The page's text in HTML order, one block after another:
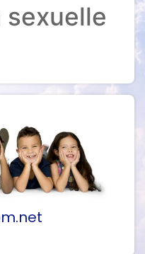
sexuelle